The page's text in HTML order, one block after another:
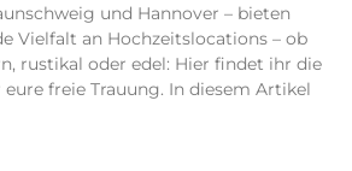
und Hannover – bieten
Vielfalt an Hochzeitslocations – ob
rustikal oder edel: Hier findet ihr die
freie Trauung. In diesem Artikel